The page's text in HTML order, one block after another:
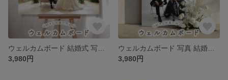
3,980円
3,980円